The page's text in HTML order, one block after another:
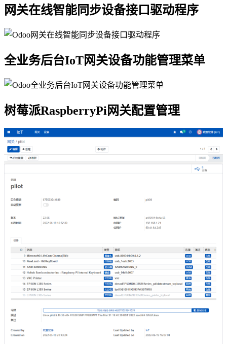
网关在线智能同步设备接口驱动程序
全业务后台IoT网关设备功能管理菜单
树莓派RaspberryPi网关配置管理